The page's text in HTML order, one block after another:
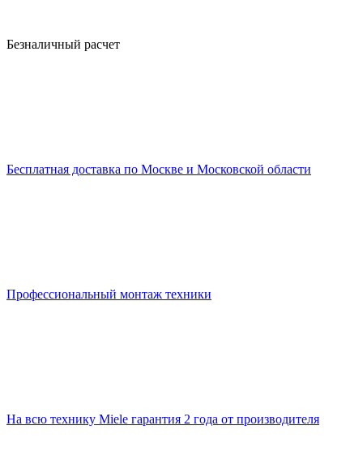
Безналичный расчет
Бесплатная доставка по Москве и Московской области
Профессиональный монтаж техники
На всю технику Miele гарантия 2 года от производителя